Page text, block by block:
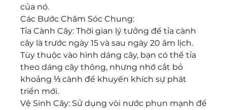
của nó.
Các Bước Chăm Sóc Chung:
Tỉa Cành Cây: Thời gian lý tưởng để tỉa cành
cây là trước ngày 15 và sau ngày 20 âm lịch.
Tùy thuộc vào hình dáng cây, bạn có thể tỉa
theo dáng cây thông, nhưng nhớ cắt bỏ
khoảng ⅓ cành để khuyến khích sự phát
triển mới.
Vệ Sinh Cây: Sử dụng vòi nước phun mạnh để